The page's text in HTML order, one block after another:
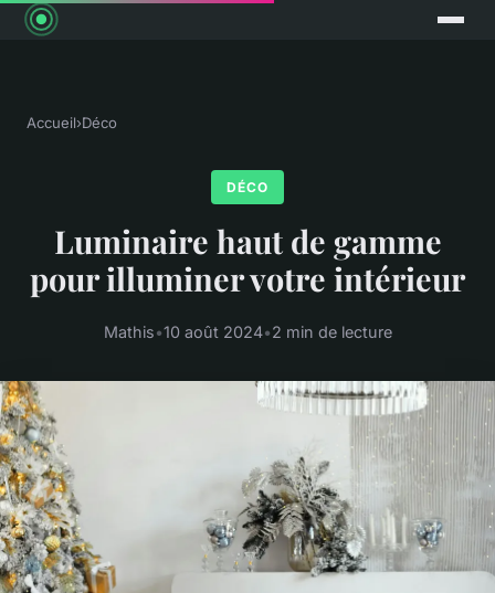
Accueil›Déco
DÉCO
Luminaire haut de gamme
pour illuminer votre intérieur
Mathis•10 août 2024•2 min de lecture